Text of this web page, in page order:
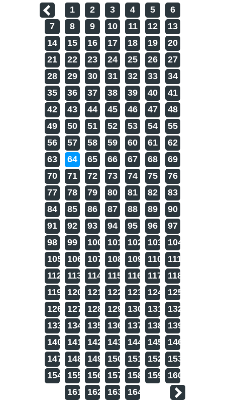
1 2 3 4 5
6
7
8 9 10 11 12
13
14
15 16 17 18 19
20
21
22 23 24 25 26
27
28
29 30 31 32 33
34
35
36 37 38 39 40
41
42
43 44 45 46 47
48
49
50 51 52 53 54
55
56
57 58 59 60 61
62
63
64 65 66 67 68
69
70
71 72 73 74 75
76
77
78 79 80 81 82
83
84
85 86 87 88 89
90
91
92 93 94 95 96
97
98
99 100 101 102 103
104
105
106 107 108 109 110
111
112
113 114 115 116 117
118
119
120 121 122 123 124
125
126
127 128 129 130 131
132
133
134 135 136 137 138
139
140
141 142 143 144 145
146
147
148 149 150 151 152
153
154
155 156 157 158 159
160
161
162 163 164